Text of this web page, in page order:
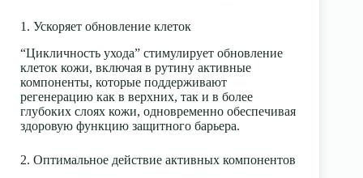
1. Ускоряет обновление клеток
“Цикличность ухода” стимулирует обновление
клеток кожи, включая в рутину активные
компоненты, которые поддерживают
регенерацию как в верхних, так и в более
глубоких слоях кожи, одновременно обеспечивая
здоровую функцию защитного барьера.
2. Оптимальное действие активных компонентов